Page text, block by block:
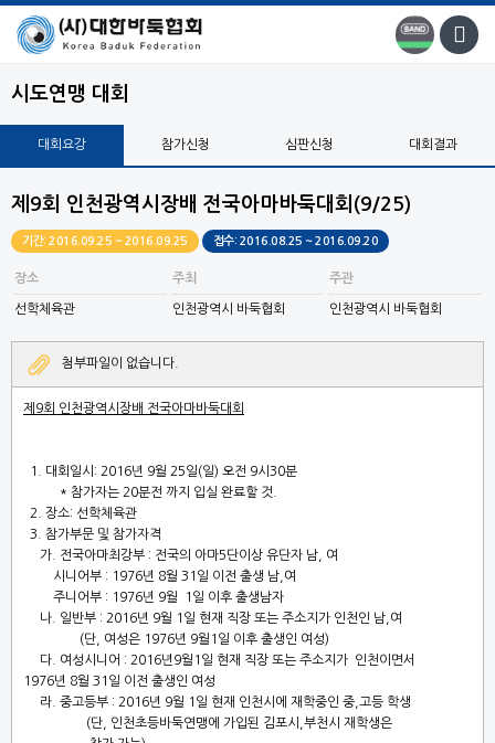
시도연맹 대회
대회요강 참가신청 심판신청 대회결과
제9회 인천광역시장배 전국아마바둑대회(9/25)
기간: 2016.09.25 ~ 2016.09.25 접수: 2016.08.25 ~ 2016.09.20
장소
선학체육관
주최
인천광역시 바둑협회
주관
인천광역시 바둑협회
첨부파일이 없습니다.
제 9회 인천광역시장배 전국아마바둑대회
1. 대회일시 : 2016년 9월 25일(일) 오전 9시 30분
* 참가자는 20분전 까지 입실 완료할 것
2. 장소: 선학체육관
3. 참가부문 및 참가자격
가
전국아마최강부 : 전국의 아마5단이상 유단자 남
여
시니어부 : 1976년 8월 31 일 이전 출생 남 여
주니어부 : 1976년 9월 1 일 이후 출생남자
나
일반부 : 2016년 9월 1 일 현재 직장 또는 주소지가 인천인 남 여
(단 여성은 1976년 9월 1 일 이후 출생인 여성)
다
여성시니어 : 2016년 9월 1 일 현재 직장 또는 주소지가 인천이면서
1976년 8월 31 일 이전 출생인 여성
라 중고등부 : 2016년 9월 1 일 현재 인천시에 재학중인 중 고등 학생
(단 인천초등바둑연맹에 가입된 김포시
부천시 재학생은